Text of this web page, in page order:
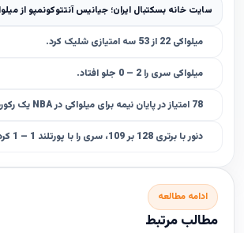
سایت خانه بسکتبال ایران؛ جیانیس آنتتوکونمپو از میلواکی 31 امتیاز
میلواکی 22 از 53 سه امتیازی شلیک کرد.
میلواکی سری را 2 – 0 جلو افتاد.
78 امتیاز در پایان نیمه برای میلواکی در NBA یک رکورد است.
دنور با برتری 128 بر 109، سری را با پورتلند 1 – 1 کرد.
ادامه مطالعه
مطالب مرتبط